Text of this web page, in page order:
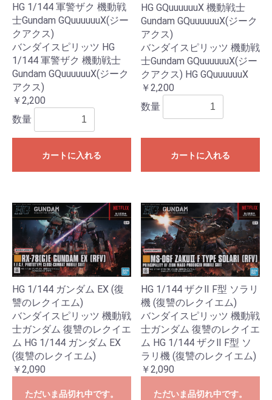
HG 1/144 軍警ザク 機動戦
士Gundam GQuuuuuuX(ジー
クアクス)
バンダイスピリッツ HG
1/144 軍警ザク 機動戦士
Gundam GQuuuuuuX(ジーク
アクス)
￥2,200
数量
カートに入れる
HG GQuuuuuuX 機動戦士
Gundam GQuuuuuuX(ジーク
アクス)
バンダイスピリッツ 機動戦
士Gundam GQuuuuuuX(ジー
クアクス) HG GQuuuuuuX
￥2,200
数量
カートに入れる
HG 1/144 ガンダム EX (復
讐のレクイエム)
バンダイスピリッツ 機動戦
士ガンダム 復讐のレクイエ
ム HG 1/144 ガンダム EX
(復讐のレクイエム)
￥2,090
ただいま品切れ中です。
HG 1/144 ザクⅡ F型 ソラリ
機 (復讐のレクイエム)
バンダイスピリッツ 機動戦
士ガンダム 復讐のレクイエ
ム HG 1/144 ザクⅡ F型 ソ
ラリ機 (復讐のレクイエム)
￥2,090
ただいま品切れ中です。